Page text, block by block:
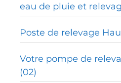
eau de pluie et
Poste de relevage
Votre pompe de
(02)